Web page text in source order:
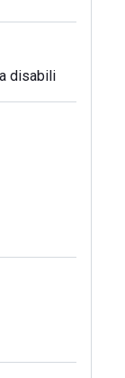
disabili